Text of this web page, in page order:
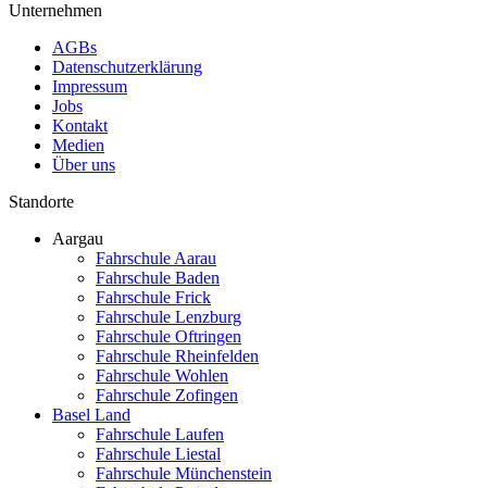
Unternehmen
AGBs
Datenschutzerklärung
Impressum
Jobs
Kontakt
Medien
Über uns
Standorte
Aargau
Fahrschule Aarau
Fahrschule Baden
Fahrschule Frick
Fahrschule Lenzburg
Fahrschule Oftringen
Fahrschule Rheinfelden
Fahrschule Wohlen
Fahrschule Zofingen
Basel Land
Fahrschule Laufen
Fahrschule Liestal
Fahrschule Münchenstein